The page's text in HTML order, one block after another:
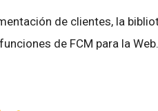
de clientes, la
de FCM para la Web.